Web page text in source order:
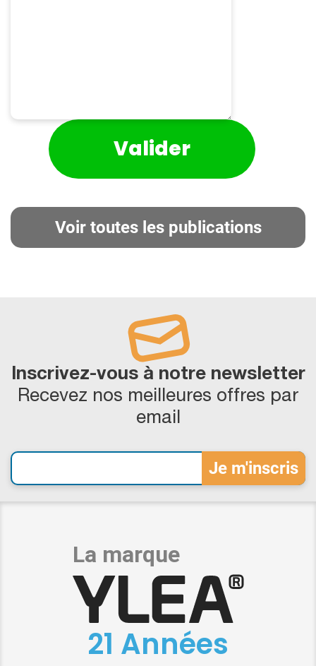
Voir toutes les publications
Inscrivez-vous à notre newsletter
Recevez nos meilleures offres par
email
21 Années